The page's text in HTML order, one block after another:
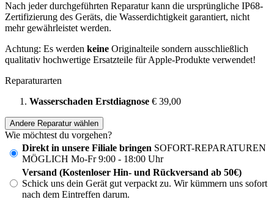
Nach jeder durchgeführten Reparatur kann die ursprüngliche IP68-
Zertifizierung des Geräts, die Wasserdichtigkeit garantiert, nicht
mehr gewährleistet werden.
Achtung: Es werden keine Originalteile sondern ausschließlich
qualitativ hochwertige Ersatzteile für Apple-Produkte verwendet!
Reparaturarten
Wasserschaden Erstdiagnose € 39,00
Andere Reparatur wählen
Wie möchtest du vorgehen?
Direkt in unsere Filiale bringen SOFORT-REPARATUREN
MÖGLICH Mo-Fr 9:00 - 18:00 Uhr
Versand (Kostenloser Hin- und Rückversand ab 50€)
Schick uns dein Gerät gut verpackt zu. Wir kümmern uns sofort
nach dem Eintreffen darum.